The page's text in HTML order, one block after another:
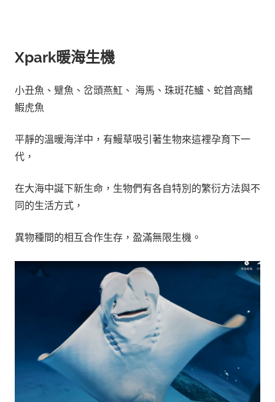
Xpark暖海生機
小丑魚、躄魚、岔頭燕魟、 海馬、珠斑花鱸、蛇首高鰭
鰕虎魚
平靜的溫暖海洋中，有鰻草吸引著生物來這裡孕育下一
代，
在大海中誕下新生命，生物們有各自特別的繁衍方法與不
同的生活方式，
異物種間的相互合作生存，盈滿無限生機。